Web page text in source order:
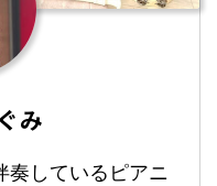
み
奏しているピアニ